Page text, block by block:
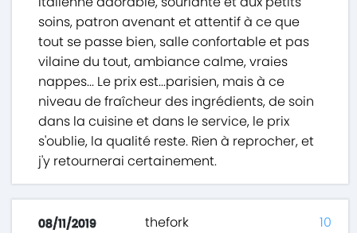
soins, patron avenant et attentif à ce que
tout se passe bien, salle confortable et pas
vilaine du tout, ambiance calme, vraies
nappes... Le prix est...parisien, mais à ce
niveau de fraîcheur des ingrédients, de soin
dans la cuisine et dans le service, le prix
s'oublie, la qualité reste. Rien à reprocher, et
j'y retournerai certainement.
08/11/2019 thefork 10